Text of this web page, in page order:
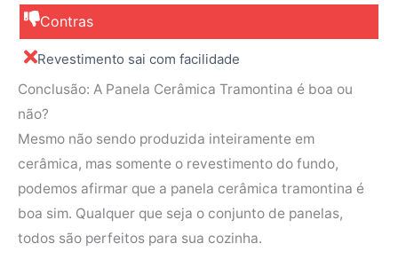
Contras
Revestimento sai com facilidade
Conclusão: A Panela Cerâmica Tramontina é boa ou
não?
Mesmo não sendo produzida inteiramente em
cerâmica, mas somente o revestimento do fundo,
podemos afirmar que a panela cerâmica tramontina é
boa sim. Qualquer que seja o conjunto de panelas,
todos são perfeitos para sua cozinha.